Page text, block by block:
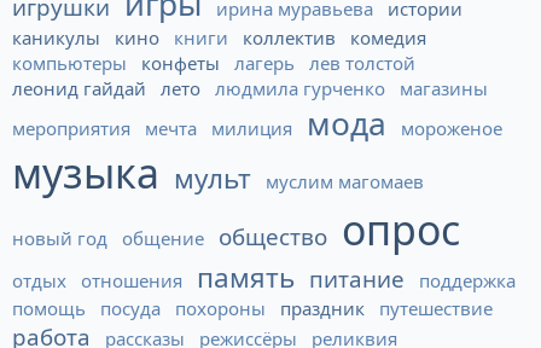
игрушки ирина муравьева
истории
каникулы
кино книги коллектив
комедия
компьютеры
конфеты лагерь
лев толстой
леонид гайдай
лето людмила гурченко
магазины
мероприятия
мечта милиция мода мороженое
музыка мульт муслим магомаев
новый год общение общество опрос
отдых отношения память питание
поддержка
помощь
посуда похороны праздник путешествие
работа рассказы режиссёры
реликвия